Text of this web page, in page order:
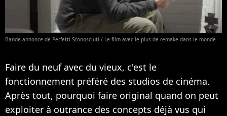
Bande-annonce de Perfetti Sconosciuti / Le film avec le plus de remake dans le monde
Faire du neuf avec du vieux, c'est le
fonctionnement préféré des studios de cinéma.
Après tout, pourquoi faire original quand on peut
exploiter à outrance des concepts déjà vus qui